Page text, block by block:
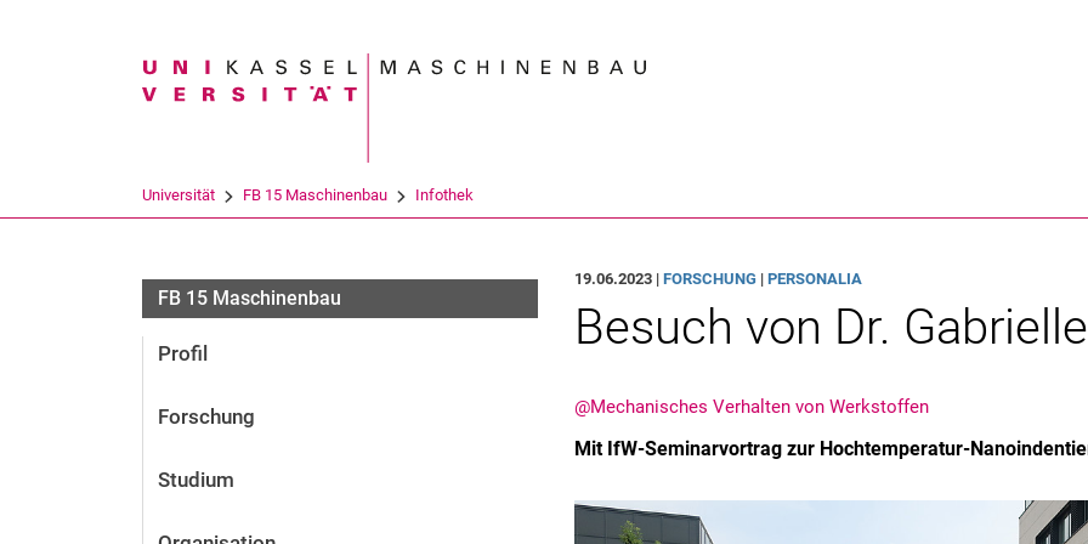
Suchbegriff
Universität FB 15 Maschinenbau Infothek
FB 15 Maschinenbau
Profil
Forschung
Studium
19.06.2023 |FORSCHUNG |PERSONALIA
Besuch von Dr.
@Mechanisches Verhalten von Werkstoffen
Mit IfW-Seminarvortrag zur Hochtemperatur-